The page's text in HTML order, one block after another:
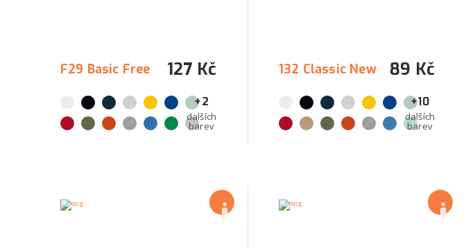
F29 Basic Free 127 Kč
+2
dalších
barev
132 Classic New 89 Kč
+10
dalších
barev